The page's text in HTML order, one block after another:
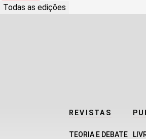
Todas as edições
REVISTAS
TEORIA E DEBATE